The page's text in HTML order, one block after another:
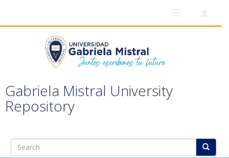
Gabriela Mistral University
Repository